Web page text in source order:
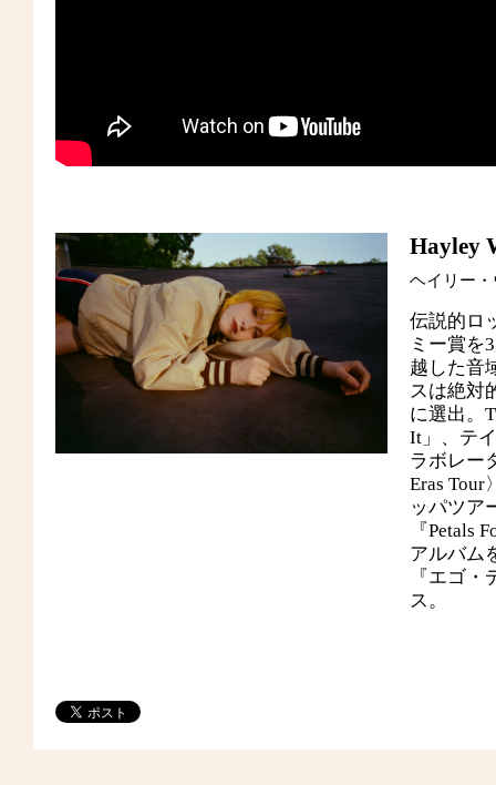
Hayley
ヘイリー
伝説的ロ
ミー賞を
越した音
スは絶対
に選出。
It」、テ
ラボレー
Eras
ッパツア
『Petals
アルバム
『エゴ
ス。